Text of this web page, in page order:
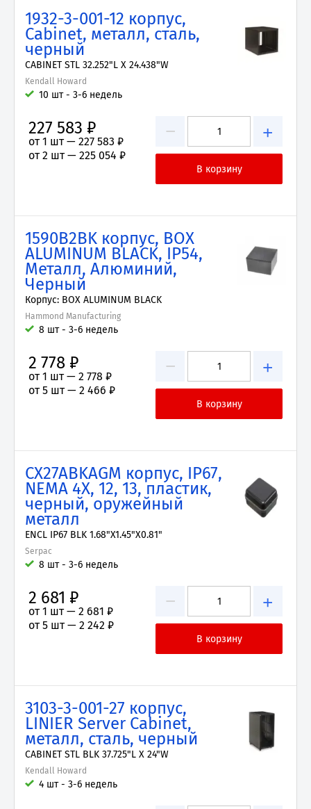
1932-3-001-12 корпус,
Cabinet, металл, сталь,
черный
CABINET STL 32.252"L X 24.438"W
Kendall Howard
10 шт - 3-6 недель
− +
227 583 ₽
от 1 шт — 227 583 ₽
от 2 шт — 225 054 ₽
1590B2BK корпус, BOX
ALUMINUM BLACK, IP54,
Металл, Алюминий,
Черный
Корпус: BOX ALUMINUM BLACK
Hammond Manufacturing
8 шт - 3-6 недель
− +
2 778 ₽
от 1 шт — 2 778 ₽
от 5 шт — 2 466 ₽
CX27ABKAGM корпус, IP67,
NEMA 4X, 12, 13, пластик,
черный, оружейный
металл
ENCL IP67 BLK 1.68"X1.45"X0.81"
Serpac
8 шт - 3-6 недель
− +
2 681 ₽
от 1 шт — 2 681 ₽
от 5 шт — 2 242 ₽
3103-3-001-27 корпус,
LINIER Server Cabinet,
металл, сталь, черный
CABINET STL BLK 37.725"L X 24"W
Kendall Howard
4 шт - 3-6 недель